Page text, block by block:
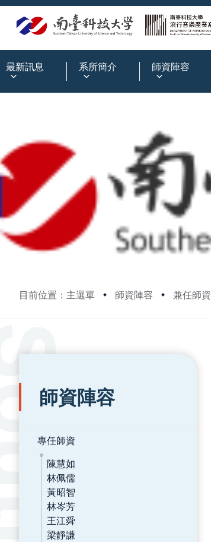
最新訊息 系所簡介 師資陣容
目前位置：主選單 師資陣容 兼任師資
:::
師資陣容
專任師資
陳慧如
林佩儒
黃昭智
林岑芳
王江舜
梁靜謙